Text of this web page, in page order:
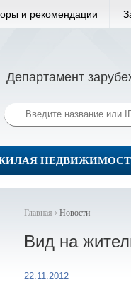
и рекомендации
Департамент
Главная › Новости
Вид на
22.11.2012